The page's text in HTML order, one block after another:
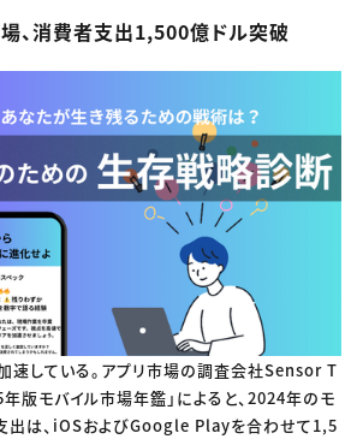
事情
ビュー
からのお知らせ
ェッショナル×つながる×メディア
、消費者支出1,500億ドル突破
速している。アプリ市場の調査会社Sensor T
版モバイル市場年鑑」によると、2024年のモ
出は、iOSおよびGoogle Playを合わせて1,5